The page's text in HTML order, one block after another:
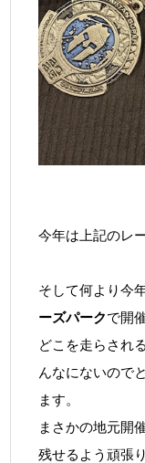
今年は上記のレ
そして何より今
ーズパークで開
どこを走らされ
んなにないので
ます。
まさかの地元開
残せるよう頑張